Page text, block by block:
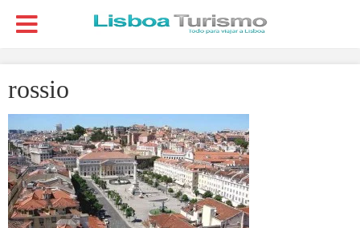
rossio